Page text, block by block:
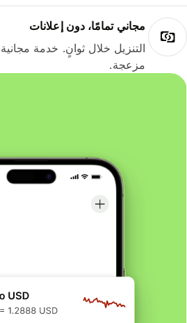
مجاني تمامًا، دون إعلانات
التنزيل خلال ثوانٍ. خدمة مجانية
مزعجة.